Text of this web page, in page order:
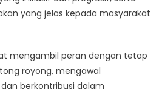
yang jelas kepada masyarakat
mengambil peran dengan tetap
royong, mengawal
berkontribusi dalam